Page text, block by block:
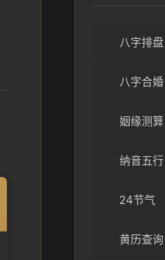
八字排盘
八字合婚
姻缘测算
纳音五行
24节气
黄历查询